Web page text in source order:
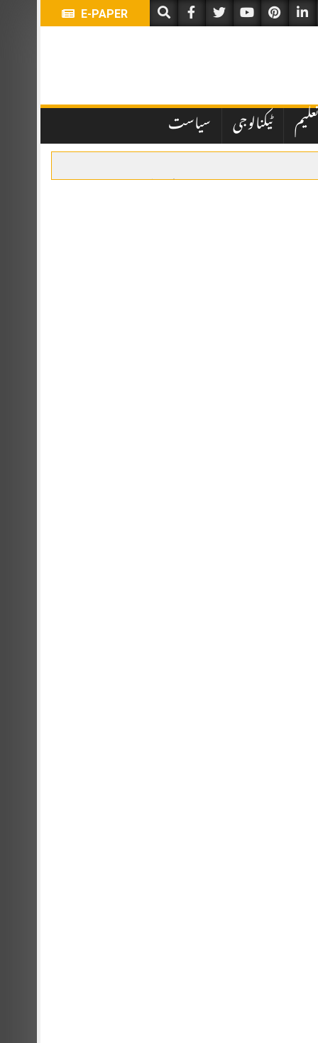
E-PAPER
تعلیم ٹیکنالوجی سیاست
نے انتظامی اور قانونی پہلوؤں پر سوالات کھڑے کر دیے ہیں۔